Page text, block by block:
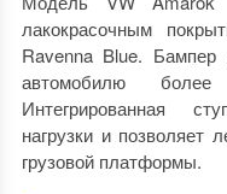
лакокрасочным
Ravenna Blue. Бампер
автомобилю
Интегрированная
нагрузки и позволяет
грузовой платформы.